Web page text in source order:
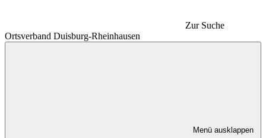
Zur Suche
Ortsverband Duisburg-Rheinhausen
Menü ausklappen